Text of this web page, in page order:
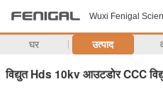
Wuxi Fenigal
घर उत्पाद
विद्युत Hds 10kv आउटडोर CCC